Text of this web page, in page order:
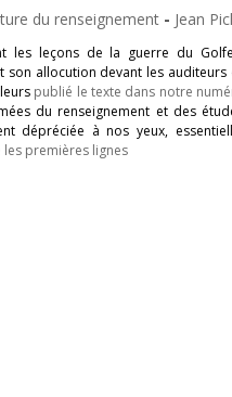
du renseignement - Jean
les leçons de la guerre du
son allocution devant les auditeurs
publié le texte dans notre
du renseignement et des
dépréciée à nos yeux,
les premières lignes